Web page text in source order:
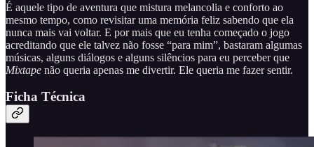
É aquele tipo de aventura que mistura melancolia e conforto ao
mesmo tempo, como revisitar uma memória feliz sabendo que ela
nunca mais vai voltar. E por mais que eu tenha começado o jogo
acreditando que ele talvez não fosse “para mim”, bastaram algumas
músicas, alguns diálogos e alguns silêncios para eu perceber que
Mixtape não queria apenas me divertir. Ele queria me fazer sentir.
Ficha Técnica